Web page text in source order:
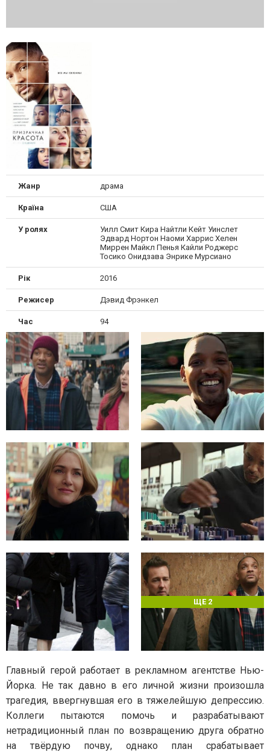
Жанр драма
Країна США
У ролях
Уилл Смит Кира Найтли Кейт Уинслет
Эдвард Нортон Наоми Харрис Хелен
Миррен Майкл Пенья Кайли Роджерс
Тосико Онидзава Энрике Мурсиано
Рік 2016
Режисер Дэвид Фрэнкел
Час 94
ЩЕ 2
Главный герой работает в рекламном агентстве Нью-
Йорка. Не так давно в его личной жизни произошла
трагедия, ввергнувшая его в тяжелейшую депрессию.
Коллеги пытаются помочь и разрабатывают
нетрадиционный план по возвращению друга обратно
на твёрдую почву, однако план срабатывает